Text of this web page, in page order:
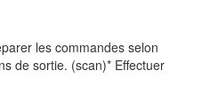
les commandes selon
de sortie. (scan)* Effectuer